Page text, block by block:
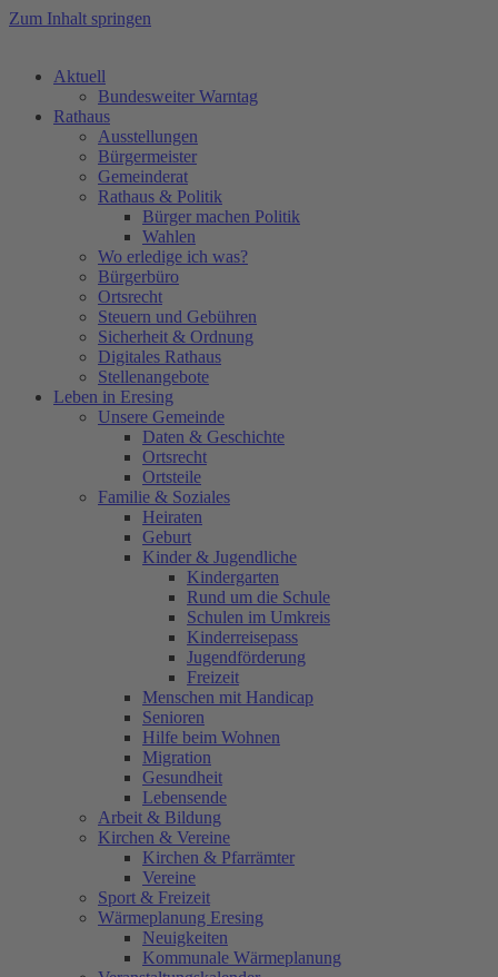
Zum Inhalt springen
Aktuell
Bundesweiter Warntag
Rathaus
Ausstellungen
Bürgermeister
Gemeinderat
Rathaus & Politik
Bürger machen Politik
Wahlen
Wo erledige ich was?
Bürgerbüro
Ortsrecht
Steuern und Gebühren
Sicherheit & Ordnung
Digitales Rathaus
Stellenangebote
Leben in Eresing
Unsere Gemeinde
Daten & Geschichte
Ortsrecht
Ortsteile
Familie & Soziales
Heiraten
Geburt
Kinder & Jugendliche
Kindergarten
Rund um die Schule
Schulen im Umkreis
Kinderreisepass
Jugendförderung
Freizeit
Menschen mit Handicap
Senioren
Hilfe beim Wohnen
Migration
Gesundheit
Lebensende
Arbeit & Bildung
Kirchen & Vereine
Kirchen & Pfarrämter
Vereine
Sport & Freizeit
Wärmeplanung Eresing
Neuigkeiten
Kommunale Wärmeplanung